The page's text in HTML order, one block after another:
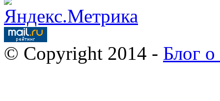
© Copyright 2014 - Блог о